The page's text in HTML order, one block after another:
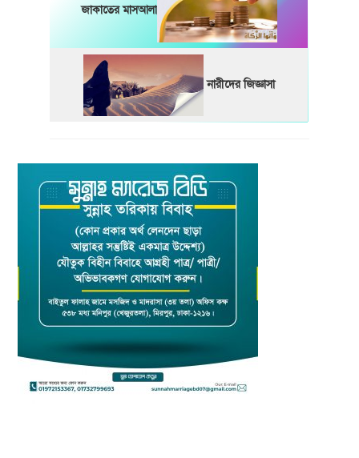
জাকাতের মাসআলা
নারীদের জিজ্ঞাসা